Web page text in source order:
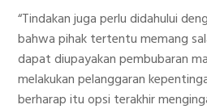
“Tindakan juga perlu didahului
bahwa pihak tertentu memang
dapat diupayakan pembubaran
melakukan pelanggaran
berharap itu opsi terakhir